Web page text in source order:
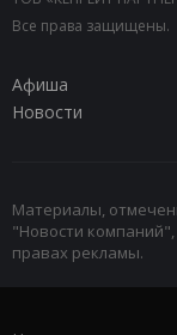
Все права защищены.
Афиша
Новости
Материалы,
"Новости
правах рекламы.